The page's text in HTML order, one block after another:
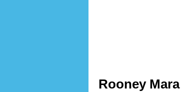
Rooney Mara